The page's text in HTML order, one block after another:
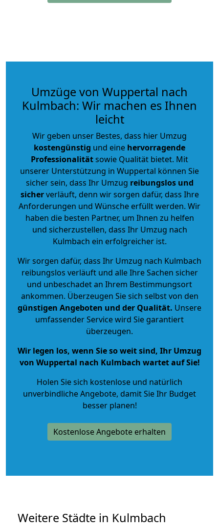
Umzüge von Wuppertal nach
Kulmbach: Wir machen es Ihnen
leicht
Wir geben unser Bestes, dass hier Umzug
kostengünstig und eine hervorragende
Professionalitätsowie Qualität bietet. Mit
unserer Unterstützung in Wuppertal können Sie
sicher sein, dass Ihr Umzug reibungslos und
sicherverläuft, denn wir sorgen dafür, dass Ihre
Anforderungen und Wünsche erfüllt werden. Wir
haben die besten Partner, um Ihnen zu helfen
und sicherzustellen, dass Ihr Umzug nach
Kulmbach ein erfolgreicher ist.
Wir sorgen dafür, dass Ihr Umzug nach Kulmbach
reibungslos verläuft und alle Ihre Sachen sicher
und unbeschadet an Ihrem Bestimmungsort
ankommen. Überzeugen Sie sich selbst von den
günstigen Angeboten und der Qualität. Unsere
umfassender Service wird Sie garantiert
überzeugen.
Wir legen los, wenn Sie so weit sind, Ihr Umzug
von Wuppertal nach Kulmbach wartet auf Sie!
Holen Sie sich kostenlose und natürlich
unverbindliche Angebote, damit Sie Ihr Budget
besser planen!
Kostenlose Angebote erhalten
Weitere Städte in Kulmbach